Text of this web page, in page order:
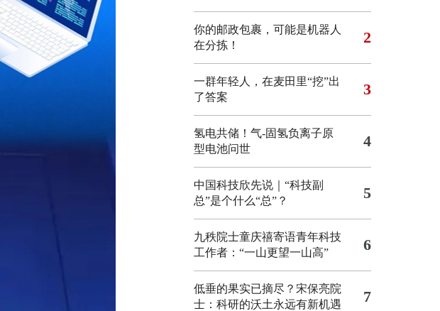
你的邮政包裹，可能是机器人
在分拣！
2
一群年轻人，在麦田里“挖”出
了答案
3
氢电共储！气-固氢负离子原
型电池问世
4
中国科技欣先说｜“科技副
总”是个什么“总”？
5
九秩院士童庆禧寄语青年科技
工作者：“一山更望一山高”
6
低垂的果实已摘尽？宋保亮院
士：科研的沃土永远有新机遇
7